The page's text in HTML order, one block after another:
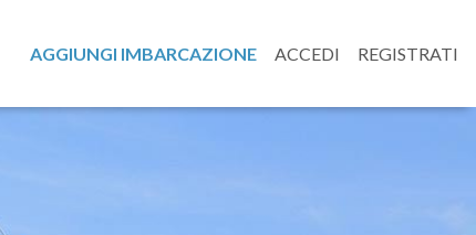
AGGIUNGI IMBARCAZIONE ACCEDI REGISTRATI